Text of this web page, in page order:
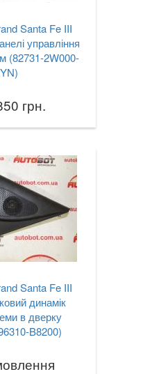
Santa Fe III
управління
(82731-2W000-
грн.
Santa Fe III
динамік
в дверку
B8200)